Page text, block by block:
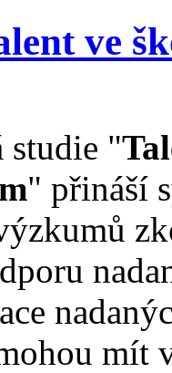
ve
studie "
" přináší
mít